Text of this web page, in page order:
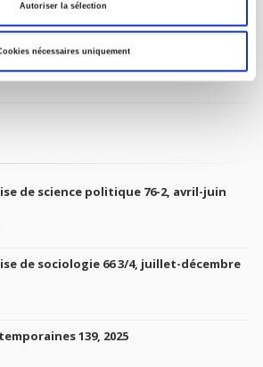
Autoriser la sélection
nécessaires uniquement
l'Union européenne
de science politique 76-2, avril-juin
de sociologie 66 3/4, juillet-décembre
139, 2025